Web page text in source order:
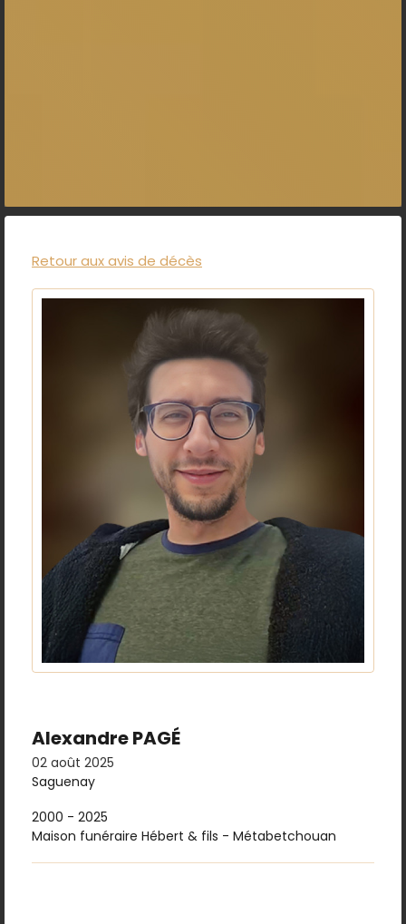
Retour aux avis de décès
Alexandre PAGÉ
02 août 2025
Saguenay
2000 - 2025
Maison funéraire Hébert & fils - Métabetchouan